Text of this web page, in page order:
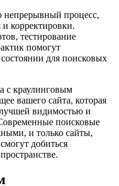
непрерывный процесс,
корректировки.
тестирование
помогут
для поисковых
с краулинговым
вашего сайта, которая
видимостью и
поисковые
и только сайты,
добиться